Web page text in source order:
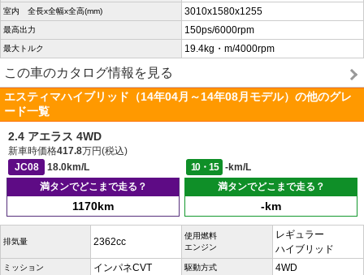
室内 全長x全幅x全高(mm) 3010x1580x1255
最高出力 150ps/6000rpm
最大トルク 19.4kg・m/4000rpm
この車のカタログ情報を見る
エスティマハイブリッド（14年04月～14年08月モデル）の他のグレ
ード一覧
2.4 アエラス 4WD
新車時価格417.8万円(税込)
JC08
18.0km/L 10・15
-km/L
満タンでどこまで走る？
1170km
満タンでどこまで走る？
-km
排気量 2362cc
使用燃料
エンジン
レギュラー
ハイブリッド
ミッション インパネCVT 駆動方式 4WD